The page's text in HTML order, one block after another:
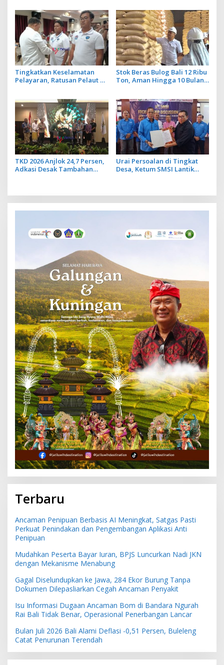
Lancar
Tingkatkan Keselamatan
Pelayaran, Ratusan Pelaut di
Stok Beras Bulog Bali 12 Ribu
Ton, Aman Hingga 10 Bulan
TKD 2026 Anjlok 24,7 Persen,
Adkasi Desak Tambahan
Urai Persoalan di Tingkat
Desa, Ketum SMSI Lantik
Terbaru
Ancaman Penipuan Berbasis AI Meningkat, Satgas Pasti
Perkuat Penindakan dan Pengembangan Aplikasi Anti
Penipuan
Mudahkan Peserta Bayar Iuran, BPJS Luncurkan Nadi JKN
dengan Mekanisme Menabung
Gagal Diselundupkan ke Jawa, 284 Ekor Burung Tanpa
Dokumen Dilepasliarkan Cegah Ancaman Penyakit
Isu Informasi Dugaan Ancaman Bom di Bandara Ngurah
Rai Bali Tidak Benar, Operasional Penerbangan Lancar
Bulan Juli 2026 Bali Alami Deflasi -0,51 Persen, Buleleng
Catat Penurunan Terendah